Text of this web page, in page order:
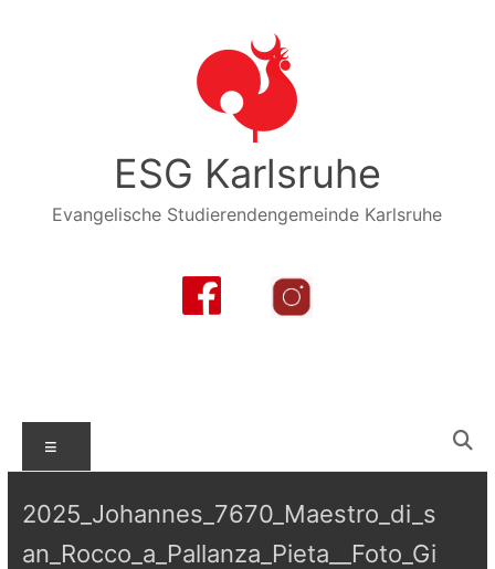
ESG Karlsruhe
Evangelische Studierendengemeinde Karlsruhe
2025_Johannes_7670_Maestro_di_s
an_Rocco_a_Pallanza_Pieta__Foto_Gi